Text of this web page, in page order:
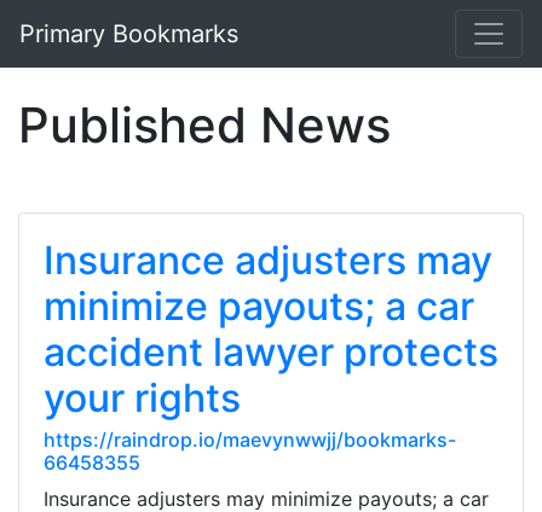
Primary Bookmarks
Published News
Insurance adjusters may
minimize payouts; a car
accident lawyer protects
your rights
https://raindrop.io/maevynwwjj/bookmarks-
66458355
Insurance adjusters may minimize payouts; a car